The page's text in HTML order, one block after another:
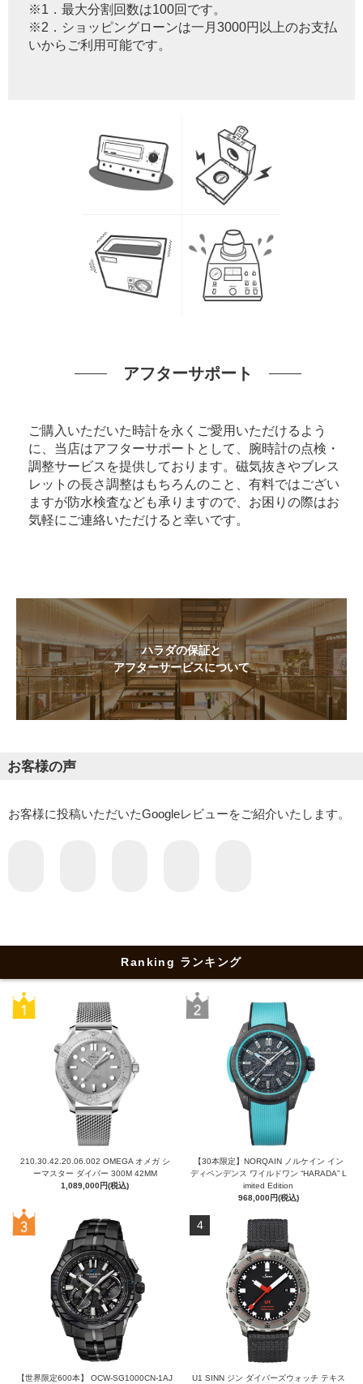
※1．最大分割回数は100回です。
※2．ショッピングローンは一月3000円以上のお支払
いからご利用可能です。
アフターサポート
ご購入いただいた時計を永くご愛用いただけるよう
に、当店はアフターサポートとして、腕時計の点検・
調整サービスを提供しております。磁気抜きやブレス
レットの長さ調整はもちろんのこと、有料ではござい
ますが防水検査なども承りますので、お困りの際はお
気軽にご連絡いただけると幸いです。
ハラダの保証と
アフターサービスについて
お客様の声
お客様に投稿いただいたGoogleレビューをご紹介いたします。
Ranking ランキング
210.30.42.20.06.002 OMEGA オメガ シ
ーマスター ダイバー 300M 42MM
1,089,000円(税込)
【30本限定】NORQAIN ノルケイン イン
ディペンデンス ワイルドワン “HARADA” L
imited Edition
968,000円(税込)
【世界限定600本】 OCW-SG1000CN-1AJ
4
U1 SINN ジン ダイバーズウォッチ テキス